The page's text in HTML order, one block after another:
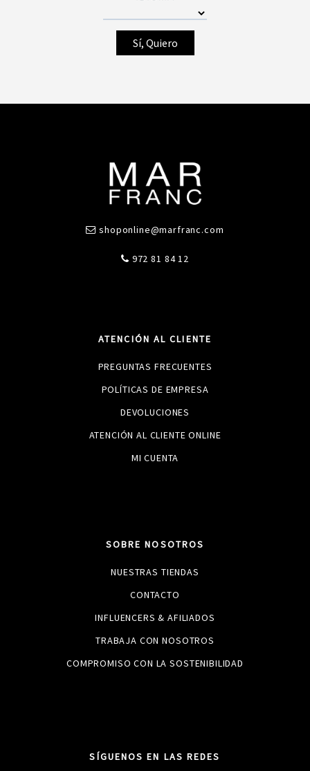
shoponline@marfranc.com
972 81 84 12
ATENCIÓN AL CLIENTE
PREGUNTAS FRECUENTES
POLÍTICAS DE EMPRESA
DEVOLUCIONES
ATENCIÓN AL CLIENTE ONLINE
MI CUENTA
SOBRE NOSOTROS
NUESTRAS TIENDAS
CONTACTO
INFLUENCERS & AFILIADOS
TRABAJA CON NOSOTROS
COMPROMISO CON LA SOSTENIBILIDAD
SÍGUENOS EN LAS REDES